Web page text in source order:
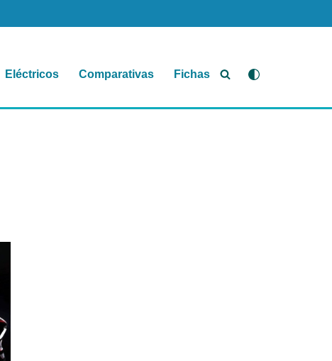
Eléctricos Comparativas Fichas